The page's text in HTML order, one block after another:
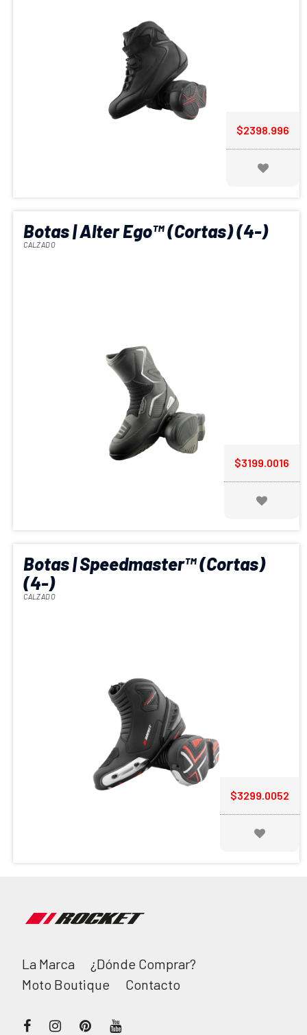
$2398.996
Botas | Alter Ego™ (Cortas) (4-)
CALZADO
$3199.0016
Botas | Speedmaster™ (Cortas)
(4-)
CALZADO
$3299.0052
La Marca
¿Dónde Comprar?
Moto Boutique
Contacto